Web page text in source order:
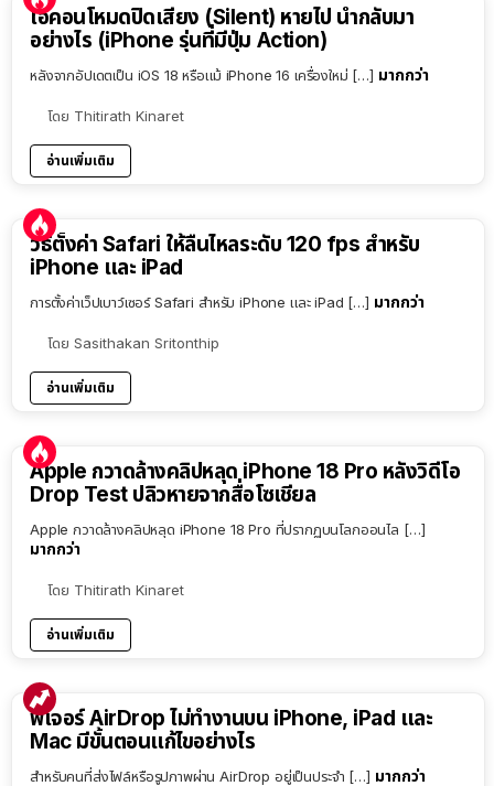
ไอคอนโหมดปิดเสียง (Silent) หายไป นำกลับมา
อย่างไร (iPhone รุ่นที่มีปุ่ม Action)
หลังจากอัปเดตเป็น iOS 18 หรือแม้ iPhone 16 เครื่องใหม่ […] มากกว่า
โดย Thitirath Kinaret
อ่านเพิ่มเติม
วิธีตั้งค่า Safari ให้ลื่นไหลระดับ 120 fps สำหรับ
iPhone และ iPad
การตั้งค่าเว็ปเบาว์เซอร์ Safari สำหรับ iPhone และ iPad […] มากกว่า
โดย Sasithakan Sritonthip
อ่านเพิ่มเติม
Apple กวาดล้างคลิปหลุด iPhone 18 Pro หลังวิดีโอ
Drop Test ปลิวหายจากสื่อโซเชียล
Apple กวาดล้างคลิปหลุด iPhone 18 Pro ที่ปรากฏบนโลกออนไล […]
มากกว่า
โดย Thitirath Kinaret
อ่านเพิ่มเติม
ฟีเจอร์ AirDrop ไม่ทำงานบน iPhone, iPad และ
Mac มีขั้นตอนแก้ไขอย่างไร
สำหรับคนที่ส่งไฟล์หรือรูปภาพผ่าน AirDrop อยู่เป็นประจำ […] มากกว่า